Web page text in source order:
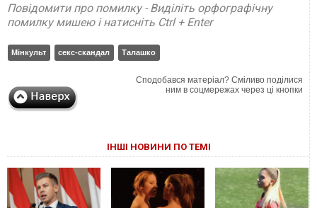
Повідомити про помилку - Виділіть орфографічну
помилку мишею і натисніть Ctrl + Enter
Мінкульт секс-скандал Талашко
Сподобався матеріал? Сміливо поділися
ним в соцмережах через ці кнопки
ІНШІ НОВИНИ ПО ТЕМІ